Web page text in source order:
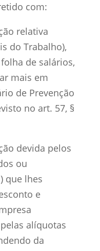
com:
relativa
do Trabalho),
de salários,
mais em
de Prevenção
no art. 57, §
devida pelos
ou
que lhes
e
alíquotas
da